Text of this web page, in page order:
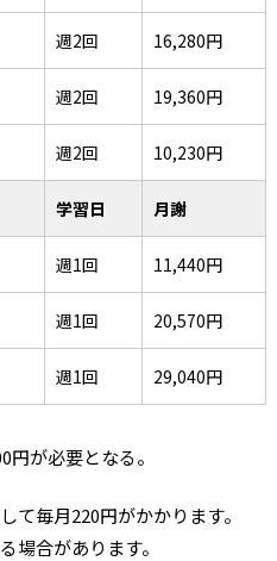
週2回 16,280円
週2回 19,360円
週2回 10,230円
学習日 月謝
週1回 11,440円
週1回 20,570円
週1回 29,040円
が必要となる。
毎月220円がかかります。
場合があります。